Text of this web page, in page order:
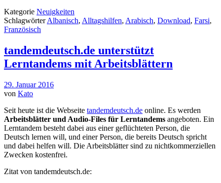
Kategorie Neuigkeiten
SchlagwörterAlbanisch, Alltagshilfen, Arabisch, Download, Farsi,
Französisch
tandemdeutsch.de unterstützt
Lerntandems mit Arbeitsblättern
29. Januar 2016
von Kato
Seit heute ist die Webseite tandemdeutsch.de online. Es werden
Arbeitsblätter und Audio-Files für Lerntandems angeboten. Ein
Lerntandem besteht dabei aus einer geflüchteten Person, die
Deutsch lernen will, und einer Person, die bereits Deutsch spricht
und dabei helfen will. Die Arbeitsblätter sind zu nichtkommerziellen
Zwecken kostenfrei.
Zitat von tandemdeutsch.de: